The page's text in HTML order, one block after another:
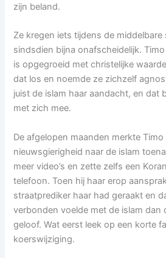
zijn beland.
Ze kregen iets tijdens de
sindsdien bijna onafscheidelijk.
is opgegroeid met christelijke
dat los en noemde ze zichzelf
juist de islam haar aandacht, en dat
met zich mee.
De afgelopen maanden merkte
nieuwsgierigheid naar de islam
meer video’s en zette zelfs een
telefoon. Toen hij haar erop
straatprediker haar had geraakt en
verbonden voelde met de islam dan
geloof. Wat eerst leek op een korte
koerswijziging.